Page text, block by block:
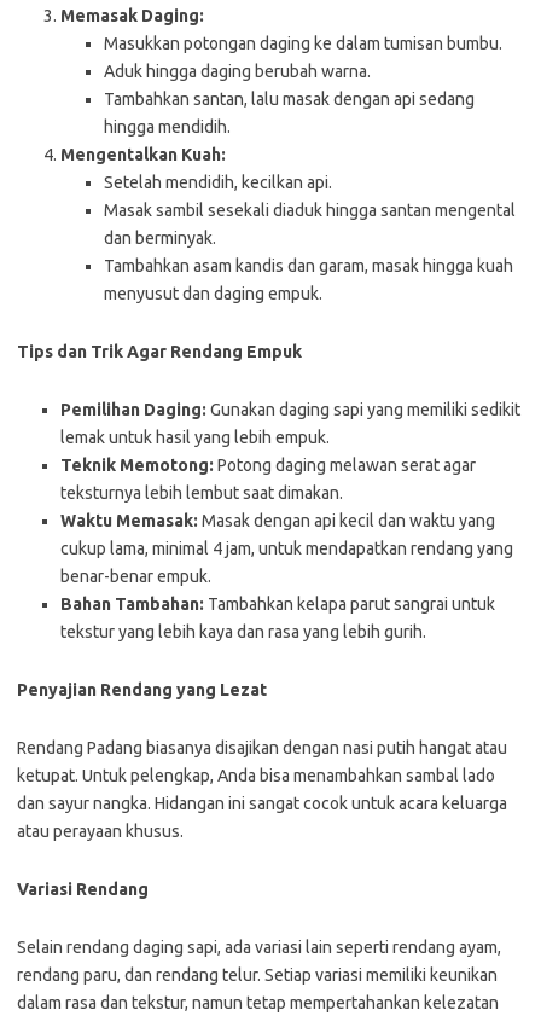
Memasak Daging:
Masukkan potongan daging ke dalam tumisan bumbu.
Aduk hingga daging berubah warna.
Tambahkan santan, lalu masak dengan api sedang
hingga mendidih.
Mengentalkan Kuah:
Setelah mendidih, kecilkan api.
Masak sambil sesekali diaduk hingga santan mengental
dan berminyak.
Tambahkan asam kandis dan garam, masak hingga kuah
menyusut dan daging empuk.
Tips dan Trik Agar Rendang Empuk
Pemilihan Daging: Gunakan daging sapi yang memiliki sedikit
lemak untuk hasil yang lebih empuk.
Teknik Memotong: Potong daging melawan serat agar
teksturnya lebih lembut saat dimakan.
Waktu Memasak: Masak dengan api kecil dan waktu yang
cukup lama, minimal 4 jam, untuk mendapatkan rendang yang
benar-benar empuk.
Bahan Tambahan: Tambahkan kelapa parut sangrai untuk
tekstur yang lebih kaya dan rasa yang lebih gurih.
Penyajian Rendang yang Lezat
Rendang Padang biasanya disajikan dengan nasi putih hangat atau
ketupat. Untuk pelengkap, Anda bisa menambahkan sambal lado
dan sayur nangka. Hidangan ini sangat cocok untuk acara keluarga
atau perayaan khusus.
Variasi Rendang
Selain rendang daging sapi, ada variasi lain seperti rendang ayam,
rendang paru, dan rendang telur. Setiap variasi memiliki keunikan
dalam rasa dan tekstur, namun tetap mempertahankan kelezatan